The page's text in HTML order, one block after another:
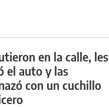
en la calle, les
el auto y las
con un cuchillo